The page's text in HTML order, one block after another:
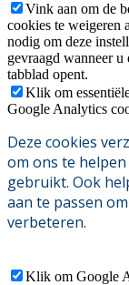
Vink aan om de
cookies te weigeren
nodig om deze
gevraagd wanneer
tabblad opent.
Klik om
Google Analytics
Deze cookies
om ons te
gebruikt. Ook
aan te passen
verbeteren.
Klik om Google